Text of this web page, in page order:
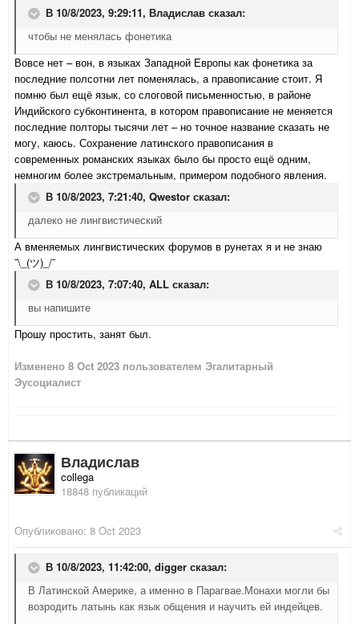
В 10/8/2023, 9:29:11, Владислав сказал:
чтобы не менялась фонетика
Вовсе нет – вон, в языках Западной Европы как фонетика за
последние полсотни лет поменялась, а правописание стоит. Я
помню был ещё язык, со слоговой письменностью, в районе
Индийского субконтинента, в котором правописание не меняется
последние полторы тысячи лет – но точное название сказать не
могу, каюсь. Сохранение латинского правописания в
современных романских языках было бы просто ещё одним,
немногим более экстремальным, примером подобного явления.
В 10/8/2023, 7:21:40, Qwestor сказал:
далеко не лингвистический
А вменяемых лингвистических форумов в рунетах я и не знаю
¯⁠\⁠_⁠(⁠ツ⁠)⁠_⁠/⁠¯
В 10/8/2023, 7:07:40, ALL сказал:
вы напишите
Прошу простить, занят был.
Изменено 8 Oct 2023 пользователем Эгалитарный
Эусоциалист
Владислав
collega
18848 публикаций
Опубликовано: 8 Oct 2023
В 10/8/2023, 11:42:00, digger сказал:
В Латинской Америке, а именно в Парагвае.Монахи могли бы
возродить латынь как язык общения и научить ей индейцев.